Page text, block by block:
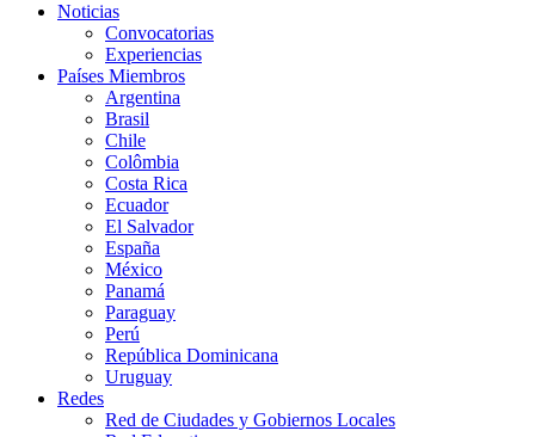
Noticias
Convocatorias
Experiencias
Países Miembros
Argentina
Brasil
Chile
Colômbia
Costa Rica
Ecuador
El Salvador
España
México
Panamá
Paraguay
Perú
República Dominicana
Uruguay
Redes
Red de Ciudades y Gobiernos Locales